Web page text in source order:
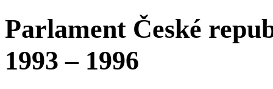
Parlament České
1993 – 1996